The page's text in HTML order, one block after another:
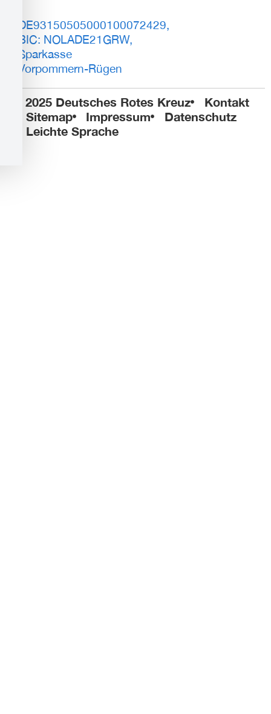
DE93150505000100072429,
BIC: NOLADE21GRW,
Sparkasse
Vorpommern-Rügen
© 2025 Deutsches Rotes Kreuz
Kontakt
Sitemap
Impressum
Datenschutz
Leichte Sprache